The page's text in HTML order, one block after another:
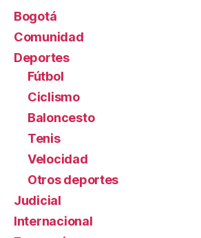
Bogotá
Comunidad
Deportes
Fútbol
Ciclismo
Baloncesto
Tenis
Velocidad
Otros deportes
Judicial
Internacional